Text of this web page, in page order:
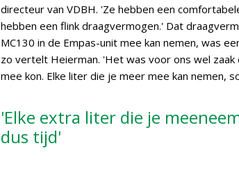
directeur van VDBH. 'Ze hebben een
hebben een flink draagvermogen.' Dat
MC130 in de Empas-unit mee kan nemen, was
zo vertelt Heierman. 'Het was voor ons wel
mee kon. Elke liter die je meer mee kan nemen,
'Elke extra liter die je
dus tijd'